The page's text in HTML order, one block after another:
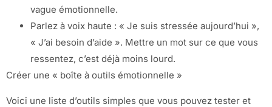
vague émotionnelle.
Parlez à voix haute : « Je suis stressée aujourd’hui »,
« J’ai besoin d’aide ». Mettre un mot sur ce que vous
ressentez, c’est déjà moins lourd.
Créer une « boîte à outils émotionnelle »
Voici une liste d’outils simples que vous pouvez tester et